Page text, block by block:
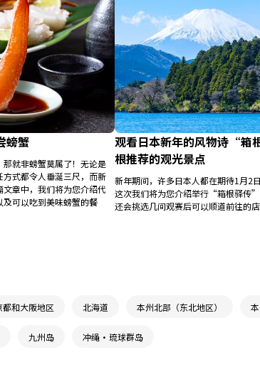
螃蟹
就非螃蟹莫属了！无论是
式都令人垂涎三尺，而新
章中，我们将为您介绍代
可以吃到美味螃蟹的餐
观看日本新年的风物诗“箱
根推荐的观光景点
新年期间，许多日本人都在期待1月2
这次我们将为您介绍举行“箱根驿传
还会挑选几间观赛后可以顺道前往的店
都和大阪地区 北海道 本州北部（东北地区）
九州岛 冲绳・琉球群岛